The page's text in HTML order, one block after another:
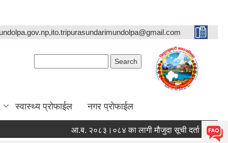
स्वास्थ्य प्रोफाईल नगर प्रोफाईल
आ.ब. २०८३।०८४ का लागी मौजुदा सूची दर्ता गर्ने सम्बन्धी